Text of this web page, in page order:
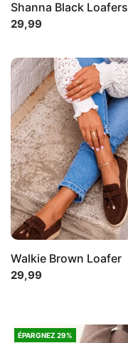
Shanna Black Loafers
29,99
Walkie Brown Loafer
29,99
ÉPARGNEZ 29%